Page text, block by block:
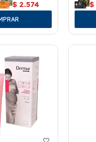
$ 2.574 $